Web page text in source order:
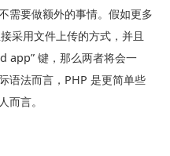
需要做额外的事情。假如更多
采用文件上传的方式，并且
app” 键，那么两者将会一
语法而言，PHP 是更简单些
言。